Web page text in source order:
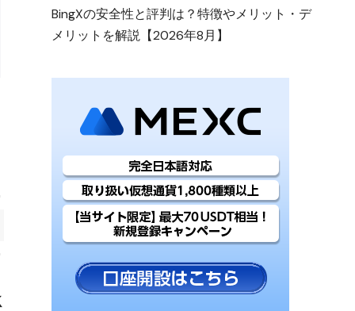
BingXの安全性と評判は？特徴やメリット・デ
メリットを解説【2026年8月】